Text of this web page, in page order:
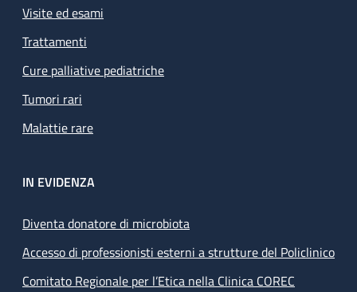
Visite ed esami
Trattamenti
Cure palliative pediatriche
Tumori rari
Malattie rare
IN EVIDENZA
Diventa donatore di microbiota
Accesso di professionisti esterni a strutture del Policlinico
Comitato Regionale per l’Etica nella Clinica COREC